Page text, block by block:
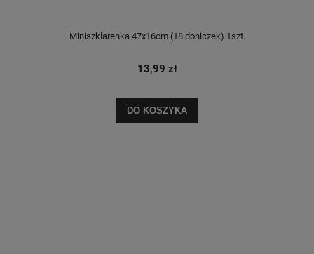
Miniszklarenka 47x16cm (18 doniczek) 1szt.
13,99 zł
DO KOSZYKA